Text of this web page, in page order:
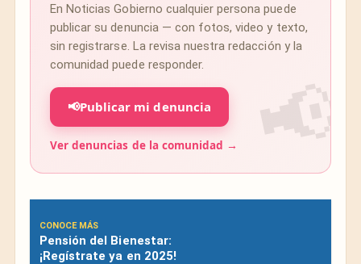
En Noticias Gobierno cualquier persona puede
publicar su denuncia — con fotos, video y texto,
sin registrarse. La revisa nuestra redacción y la
comunidad puede responder.
📢Publicar mi denuncia
Ver denuncias de la comunidad →
CONOCE MÁS
Pensión del Bienestar:
¡Regístrate ya en 2025!